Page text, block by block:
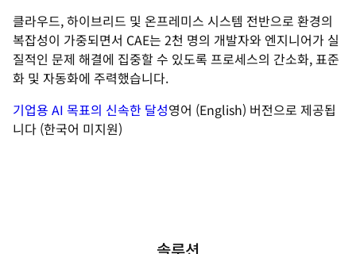
클라우드, 하이브리드 및 온프레미스 시스템 전반으로 환경의
복잡성이 가중되면서 CAE는 2천 명의 개발자와 엔지니어가 실
질적인 문제 해결에 집중할 수 있도록 프로세스의 간소화, 표준
화 및 자동화에 주력했습니다.
기업용 AI 목표의 신속한 달성영어 (English) 버전으로 제공됩
니다 (한국어 미지원)